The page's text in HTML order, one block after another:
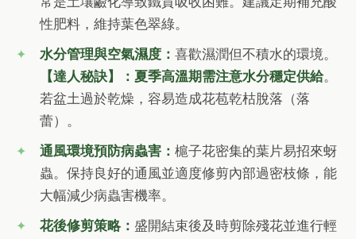
性肥料，維持葉色翠綠。
水分管理與空氣濕度：喜歡濕潤但不積水的環境。
【達人秘訣】：夏季高溫期需注意水分穩定供給。
若盆土過於乾燥，容易造成花苞乾枯脫落（落
蕾）。
通風環境預防病蟲害：槴子花密集的葉片易招來蚜
蟲。保持良好的通風並適度修剪內部過密枝條，能
大幅減少病蟲害機率。
花後修剪策略： 盛開結束後及時剪除殘花並進行輕